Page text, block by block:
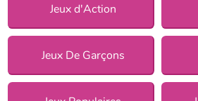
Jeux d'Action
Jeux De Garçons